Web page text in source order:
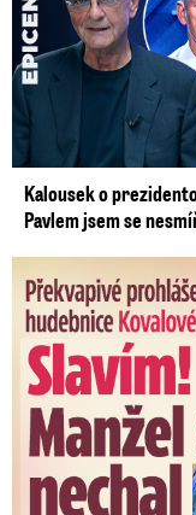
Kalousek o
Pavlem jsem se
Překvapivé